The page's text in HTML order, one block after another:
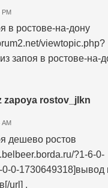
PM
в ростове-на-дону
viewtopic.php?
запоя в ростове-на-
zapoya rostov_jlkn
AM
дешево ростов
?1-6-0-
0-1730649318]вывод
url] .